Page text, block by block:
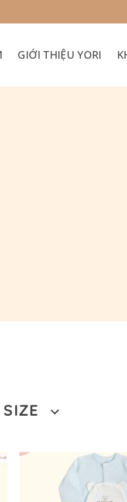
GIỚI THIỆU YORI
SIZE